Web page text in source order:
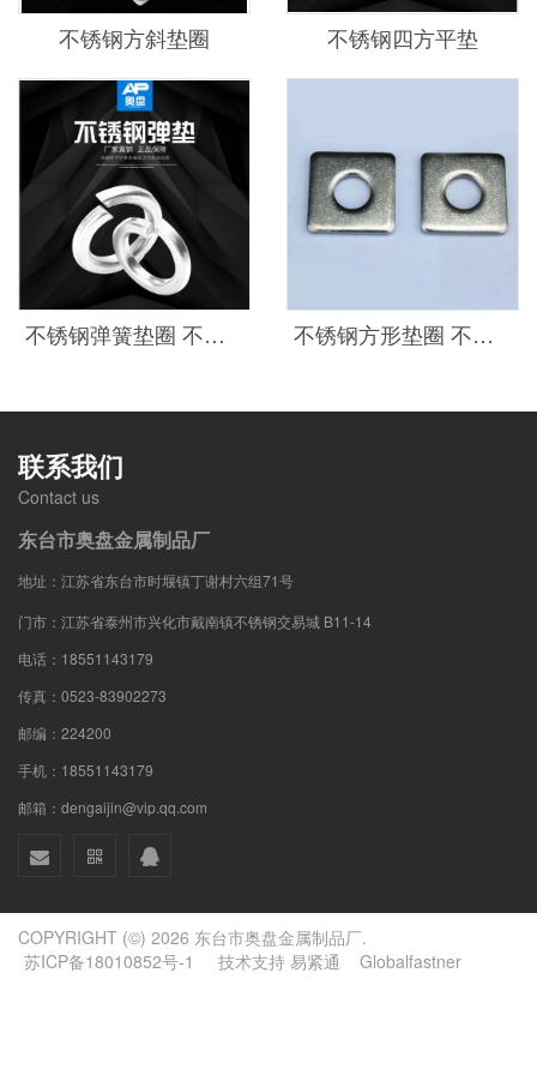
不锈钢方斜垫圈 不锈钢四方平垫
不锈钢弹簧垫圈 不锈钢弹垫 不锈钢方形垫圈 不锈钢方垫片
联系我们
Contact us
东台市奥盘金属制品厂
地址：江苏省东台市时堰镇丁谢村六组71号
门市：江苏省泰州市兴化市戴南镇不锈钢交易城 B11-14
电话：18551143179
传真：0523-83902273
邮编：224200
手机：18551143179
邮箱：dengaijin@vip.qq.com
COPYRIGHT (©) 2026 东台市奥盘金属制品厂.
苏ICP备18010852号-1
技术支持 易紧通 Globalfastner